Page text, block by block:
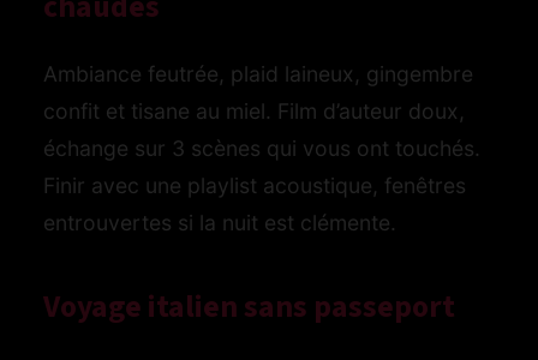
Ambiance feutrée, plaid laineux, gingembre
confit et tisane au miel. Film d’auteur doux,
échange sur 3 scènes qui vous ont touchés.
Finir avec une playlist acoustique, fenêtres
entrouvertes si la nuit est clémente.
Voyage italien sans passeport